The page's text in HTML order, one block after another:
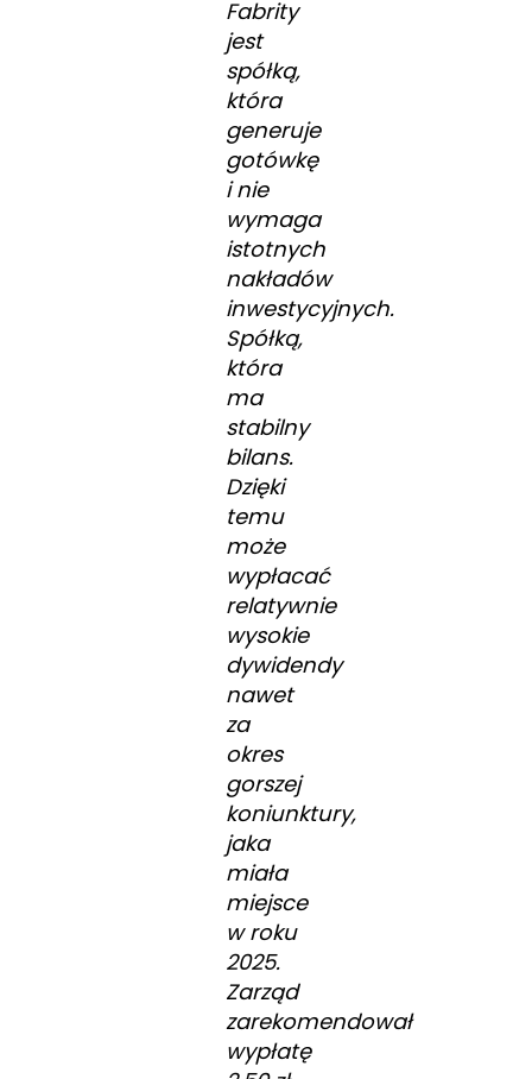
Fabrity
jest
spółką,
która
generuje
gotówkę
i nie
wymaga
istotnych
nakładów
inwestycyjnych.
Spółką,
która
ma
stabilny
bilans.
Dzięki
temu
może
wypłacać
relatywnie
wysokie
dywidendy
nawet
za
okres
gorszej
koniunktury,
jaka
miała
miejsce
w roku
2025.
Zarząd
zarekomendował
wypłatę